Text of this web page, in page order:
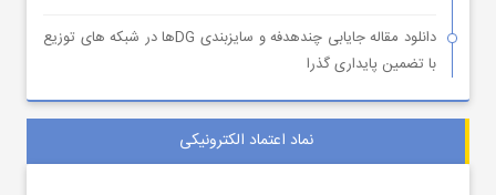
دانلود مقاله جایابی چندهدفه و سایزبندی DGها در شبکه های توزیع
با تضمین پایداری گذرا
نماد اعتماد الکترونیکی